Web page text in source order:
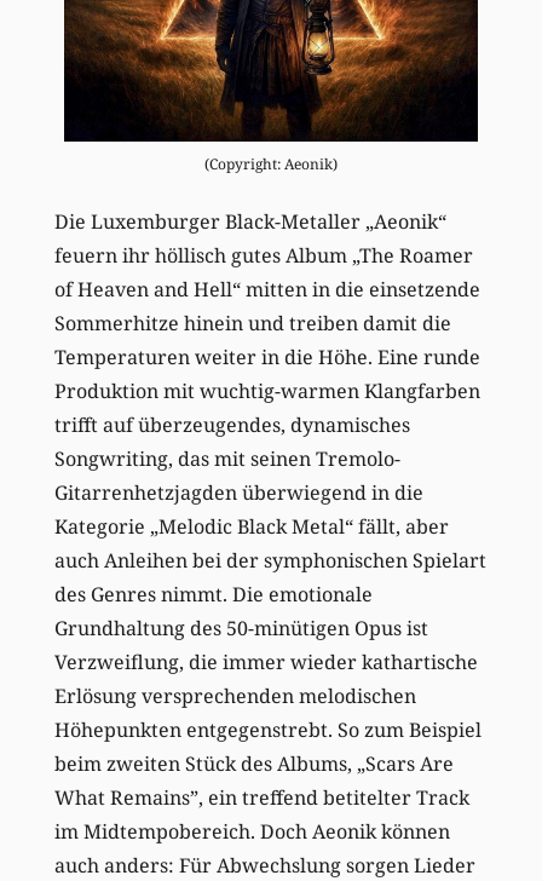
(Copyright: Aeonik)
Die Luxemburger Black-Metaller „Aeonik“
feuern ihr höllisch gutes Album „The Roamer
of Heaven and Hell“ mitten in die einsetzende
Sommerhitze hinein und treiben damit die
Temperaturen weiter in die Höhe. Eine runde
Produktion mit wuchtig-warmen Klangfarben
trifft auf überzeugendes, dynamisches
Songwriting, das mit seinen Tremolo-
Gitarrenhetzjagden überwiegend in die
Kategorie „Melodic Black Metal“ fällt, aber
auch Anleihen bei der symphonischen Spielart
des Genres nimmt. Die emotionale
Grundhaltung des 50-minütigen Opus ist
Verzweiflung, die immer wieder kathartische
Erlösung versprechenden melodischen
Höhepunkten entgegenstrebt. So zum Beispiel
beim zweiten Stück des Albums, „Scars Are
What Remains”, ein treffend betitelter Track
im Midtempobereich. Doch Aeonik können
auch anders: Für Abwechslung sorgen Lieder